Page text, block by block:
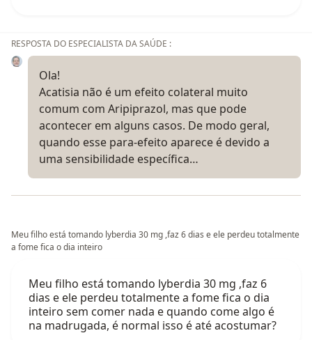
RESPOSTA DO ESPECIALISTA DA SAÚDE :
Ola!
Acatisia não é um efeito colateral muito
comum com Aripiprazol, mas que pode
acontecer em alguns casos. De modo geral,
quando esse para-efeito aparece é devido a
uma sensibilidade específica…
Meu filho está tomando lyberdia 30 mg ,faz 6 dias e ele perdeu totalmente
a fome fica o dia inteiro
Meu filho está tomando lyberdia 30 mg ,faz 6
dias e ele perdeu totalmente a fome fica o dia
inteiro sem comer nada e quando come algo é
na madrugada, é normal isso é até acostumar?